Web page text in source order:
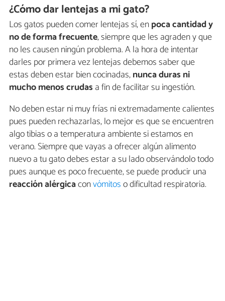
¿Cómo dar lentejas a mi gato?
Los gatos pueden comer lentejas sí, enpoca cantidad y
no de forma frecuente, siempre que les agraden y que
no les causen ningún problema. A la hora de intentar
darles por primera vez lentejas debemos saber que
estas deben estar bien cocinadas,nunca duras ni
mucho menos crudas a fin de facilitar su ingestión.
No deben estar ni muy frías ni extremadamente calientes
pues pueden rechazarlas, lo mejor es que se encuentren
algo tibias o a temperatura ambiente si estamos en
verano. Siempre que vayas a ofrecer algún alimento
nuevo a tu gato debes estar a su lado observándolo todo
pues aunque es poco frecuente, se puede producir una
reacción alérgicaconvómitoso dificultad respiratoria.